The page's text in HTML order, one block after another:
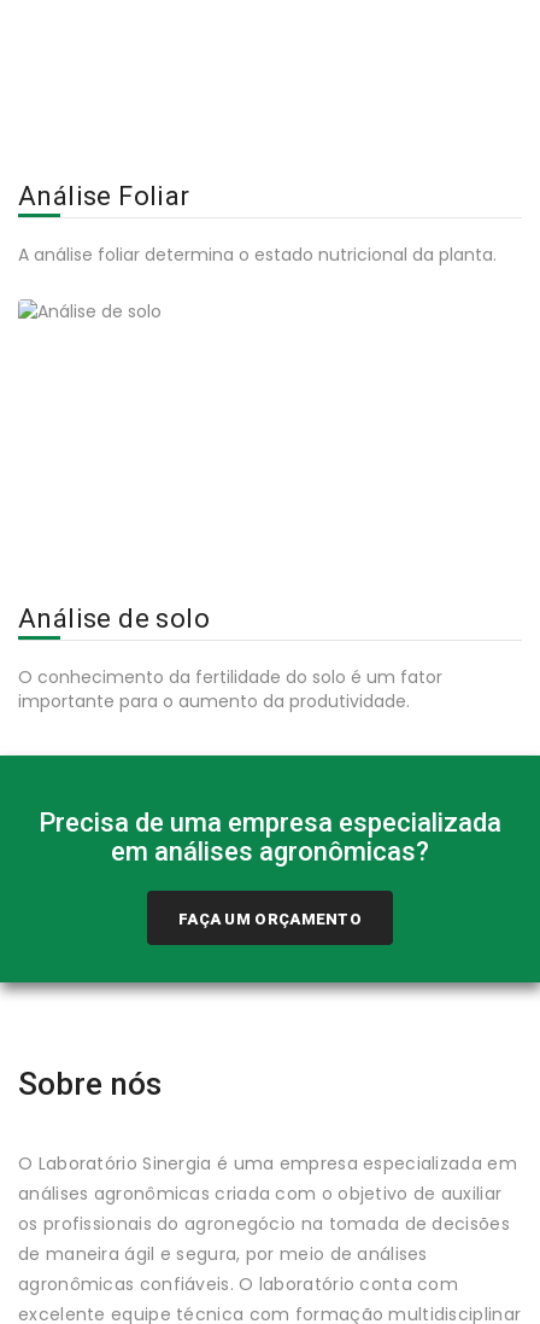
Análise Foliar
A análise foliar determina o estado nutricional da planta.
Análise de solo
O conhecimento da fertilidade do solo é um fator
importante para o aumento da produtividade.
Precisa de uma empresa especializada
em análises agronômicas?
FAÇA UM ORÇAMENTO
Sobre nós
O Laboratório Sinergia é uma empresa especializada em
análises agronômicas criada com o objetivo de auxiliar
os profissionais do agronegócio na tomada de decisões
de maneira ágil e segura, por meio de análises
agronômicas confiáveis. O laboratório conta com
excelente equipe técnica com formação multidisciplinar